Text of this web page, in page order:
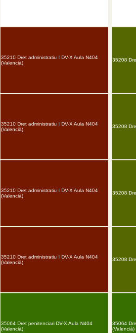
35210 Dret administratiu I DV-X Aula N404
(Valencià)
35210 Dret administratiu I DV-X Aula N404
(Valencià)
35210 Dret administratiu I DV-X Aula N404
(Valencià)
35210 Dret administratiu I DV-X Aula N404
(Valencià)
35064 Dret penitenciari DV-X Aula N404
(Valencià)
35208
35208
35208
35208
35064
(Valencià)